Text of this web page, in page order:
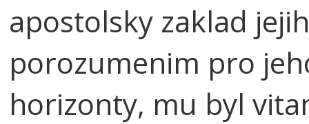
apostolsky zaklad
porozumenim pro
horizonty, mu byl